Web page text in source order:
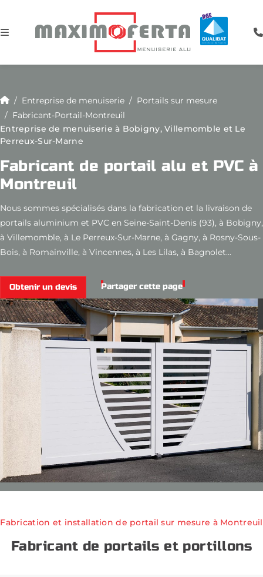
Entreprise de menuiserie
Portails sur mesure
Fabricant-Portail-Montreuil
Fabricant de portail alu et PVC à
Montreuil
Entreprise de menuiserie à Bobigny, Villemomble et Le
Perreux-Sur-Marne
Nous sommes spécialisés dans la fabrication et la livraison de
portails aluminium et PVC en Seine-Saint-Denis (93), à Bobigny,
à Villemomble, à Le Perreux-Sur-Marne, à Gagny, à Rosny-Sous-
Bois, à Romainville, à Vincennes, à Les Lilas, à Bagnolet...
Obtenir un devis Partager cette page
Fabricant de portails et portillons
Fabrication et installation de portail sur mesure à Montreuil